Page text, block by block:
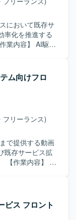
において既存サ
率化を推進する
とし込み実装
続的なサービ
な提案などを
望を適切に構
期的なプロジ
方を求めてお
発できる点が魅
規模なサービス
AWSを利用した
。
ム向けフロ
フリーランス)
で提供する動画
既存サービス拡
たSPAおよび
計、製造、単体
用までをご対応
ビス フロント